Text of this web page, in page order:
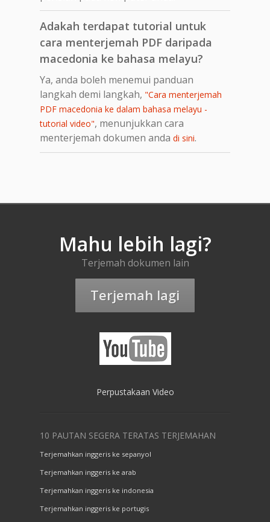
Adakah terdapat tutorial untuk
cara menterjemah PDF daripada
macedonia ke bahasa melayu?
Ya, anda boleh menemui panduan
langkah demi langkah, "Cara menterjemah
PDF macedonia ke dalam bahasa melayu -
tutorial video", menunjukkan cara
menterjemah dokumen anda di sini.
Mahu lebih lagi?
Terjemah dokumen lain
Terjemah lagi
Perpustakaan Video
10 PAUTAN SEGERA TERATAS TERJEMAHAN
Terjemahkan inggeris ke sepanyol
Terjemahkan inggeris ke arab
Terjemahkan inggeris ke indonesia
Terjemahkan inggeris ke portugis